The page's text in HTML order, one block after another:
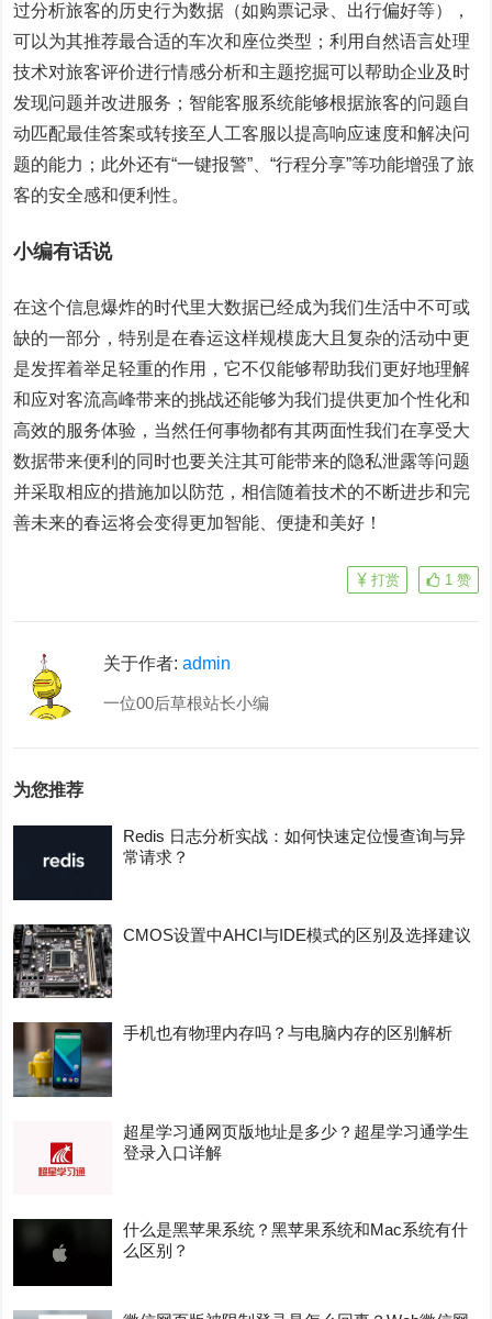
过分析旅客的历史行为数据（如购票记录、出行偏好等），
可以为其推荐最合适的车次和座位类型；利用自然语言处理
技术对旅客评价进行情感分析和主题挖掘可以帮助企业及时
发现问题并改进服务；智能客服系统能够根据旅客的问题自
动匹配最佳答案或转接至人工客服以提高响应速度和解决问
题的能力；此外还有“一键报警”、“行程分享”等功能增强了旅
客的安全感和便利性。
小编有话说
在这个信息爆炸的时代里大数据已经成为我们生活中不可或
缺的一部分，特别是在春运这样规模庞大且复杂的活动中更
是发挥着举足轻重的作用，它不仅能够帮助我们更好地理解
和应对客流高峰带来的挑战还能够为我们提供更加个性化和
高效的服务体验，当然任何事物都有其两面性我们在享受大
数据带来便利的同时也要关注其可能带来的隐私泄露等问题
并采取相应的措施加以防范，相信随着技术的不断进步和完
善未来的春运将会变得更加智能、便捷和美好！
1 赞
打赏
关于作者:admin
一位00后草根站长小编
为您推荐
Redis 日志分析实战：如何快速定位慢查询与异
常请求？
CMOS设置中AHCI与IDE模式的区别及选择建议
手机也有物理内存吗？与电脑内存的区别解析
超星学习通网页版地址是多少？超星学习通学生
登录入口详解
什么是黑苹果系统？黑苹果系统和Mac系统有什
么区别？